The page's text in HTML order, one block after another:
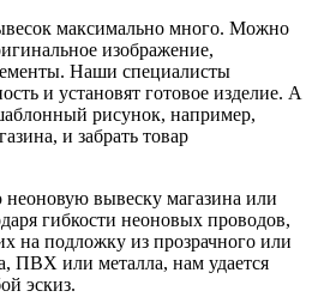
максимально много. Можно
изображение,
Наши специалисты
и установят готовое изделие. А
рисунок, например,
и забрать товар
вывеску магазина или
гибкости неоновых проводов,
на подложку из прозрачного или
ПВХ или металла, нам удается
эскиз.